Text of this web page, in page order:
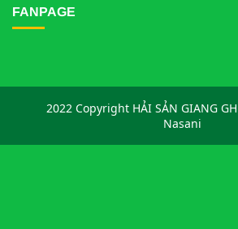
FANPAGE
2022 Copyright HẢI SẢN GIANG
Nasani